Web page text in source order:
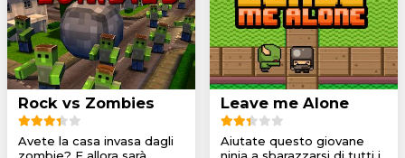
Rock vs Zombies
Avete la casa invasa dagli
zombie? E allora sarà
Leave me Alone
Aiutate questo giovane
ninja a sbarazzarsi di tutti i